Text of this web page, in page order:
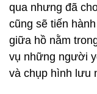
qua nhưng đã
cũng sẽ tiến
giữa hồ nằm
vụ những người
và chụp hình lưu